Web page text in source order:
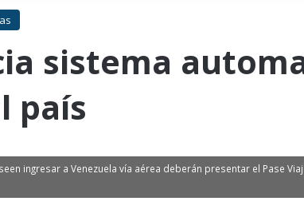
sistema
país
ingresar a Venezuela vía aérea deberán presentar el Pase